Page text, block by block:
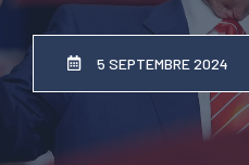
5 SEPTEMBRE 2024